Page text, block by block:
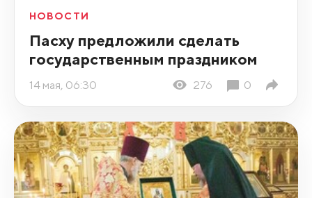
НОВОСТИ
Пасху предложили сделать
государственным праздником
14 мая, 06:30 276 0